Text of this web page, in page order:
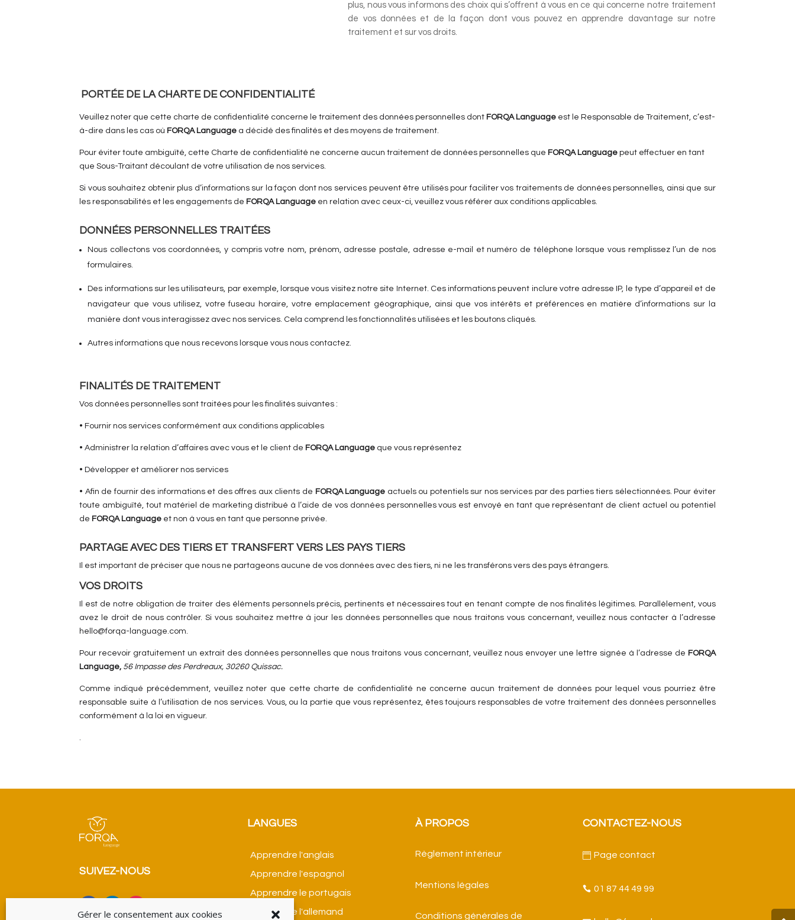
Gérer le consentement aux cookies
Formations
Espace professionnels
Notre équipe
Certifications
Connexion
plus, nous vous informons des choix qui s’offrent à vous en ce qui concerne notre traitement
de vos données et de la façon dont vous pouvez en apprendre davantage sur notre
traitement et sur vos droits.
PORTÉE DE LA CHARTE DE CONFIDENTIALITÉ
Veuillez noter que cette charte de confidentialité concerne le traitement des données personnelles dont FORQA Language est le Responsable de Traitement, c’est-
à-dire dans les cas où FORQA Language a décidé des finalités et des moyens de traitement.
Pour éviter toute ambiguïté, cette Charte de confidentialité ne concerne aucun traitement de données personnelles que FORQA Language peut effectuer en tant
que Sous-Traitant découlant de votre utilisation de nos services.
Si vous souhaitez obtenir plus d’informations sur la façon dont nos services peuvent être utilisés pour faciliter vos traitements de données personnelles, ainsi que sur
les responsabilités et les engagements de FORQA Language en relation avec ceux-ci, veuillez vous référer aux conditions applicables.
DONNÉES PERSONNELLES TRAITÉES
Nous collectons vos coordonnées, y compris votre nom, prénom, adresse postale, adresse e-mail et numéro de téléphone lorsque vous remplissez l’un de nos
formulaires.
Des informations sur les utilisateurs, par exemple, lorsque vous visitez notre site Internet. Ces informations peuvent inclure votre adresse IP, le type d’appareil et de
navigateur que vous utilisez, votre fuseau horaire, votre emplacement géographique, ainsi que vos intérêts et préférences en matière d’informations sur la
manière dont vous interagissez avec nos services. Cela comprend les fonctionnalités utilisées et les boutons cliqués.
Autres informations que nous recevons lorsque vous nous contactez.
FINALITÉS DE TRAITEMENT
Vos données personnelles sont traitées pour les finalités suivantes :
• Fournir nos services conformément aux conditions applicables
• Administrer la relation d’affaires avec vous et le client de FORQA Language que vous représentez
• Développer et améliorer nos services
• Afin de fournir des informations et des offres aux clients de FORQA Language actuels ou potentiels sur nos services par des parties tiers sélectionnées. Pour éviter
toute ambiguïté, tout matériel de marketing distribué à l’aide de vos données personnelles vous est envoyé en tant que représentant de client actuel ou potentiel
de FORQA Language et non à vous en tant que personne privée.
PARTAGE AVEC DES TIERS ET TRANSFERT VERS LES PAYS TIERS
Il est important de préciser que nous ne partageons aucune de vos données avec des tiers, ni ne les transférons vers des pays étrangers.
VOS DROITS
Il est de notre obligation de traiter des éléments personnels précis, pertinents et nécessaires tout en tenant compte de nos finalités légitimes. Parallèlement, vous
avez le droit de nous contrôler. Si vous souhaitez mettre à jour les données personnelles que nous traitons vous concernant, veuillez nous contacter à l’adresse
hello@forqa-language.com.
Pour recevoir gratuitement un extrait des données personnelles que nous traitons vous concernant, veuillez nous envoyer une lettre signée à l’adresse de FORQA
Language, 56 Impasse des Perdreaux, 30260 Quissac.
Comme indiqué précédemment, veuillez noter que cette charte de confidentialité ne concerne aucun traitement de données pour lequel vous pourriez être
responsable suite à l’utilisation de nos services. Vous, ou la partie que vous représentez, êtes toujours responsables de votre traitement des données personnelles
conformément à la loi en vigueur.
.
SUIVEZ-NOUS
LANGUES
Apprendre l'anglais
Apprendre l'espagnol
Apprendre le portugais
Apprendre l'allemand
À PROPOS
Règlement intérieur
Mentions légales
Conditions générales de
CONTACTEZ-NOUS
 Page contact
 01 87 44 49 99